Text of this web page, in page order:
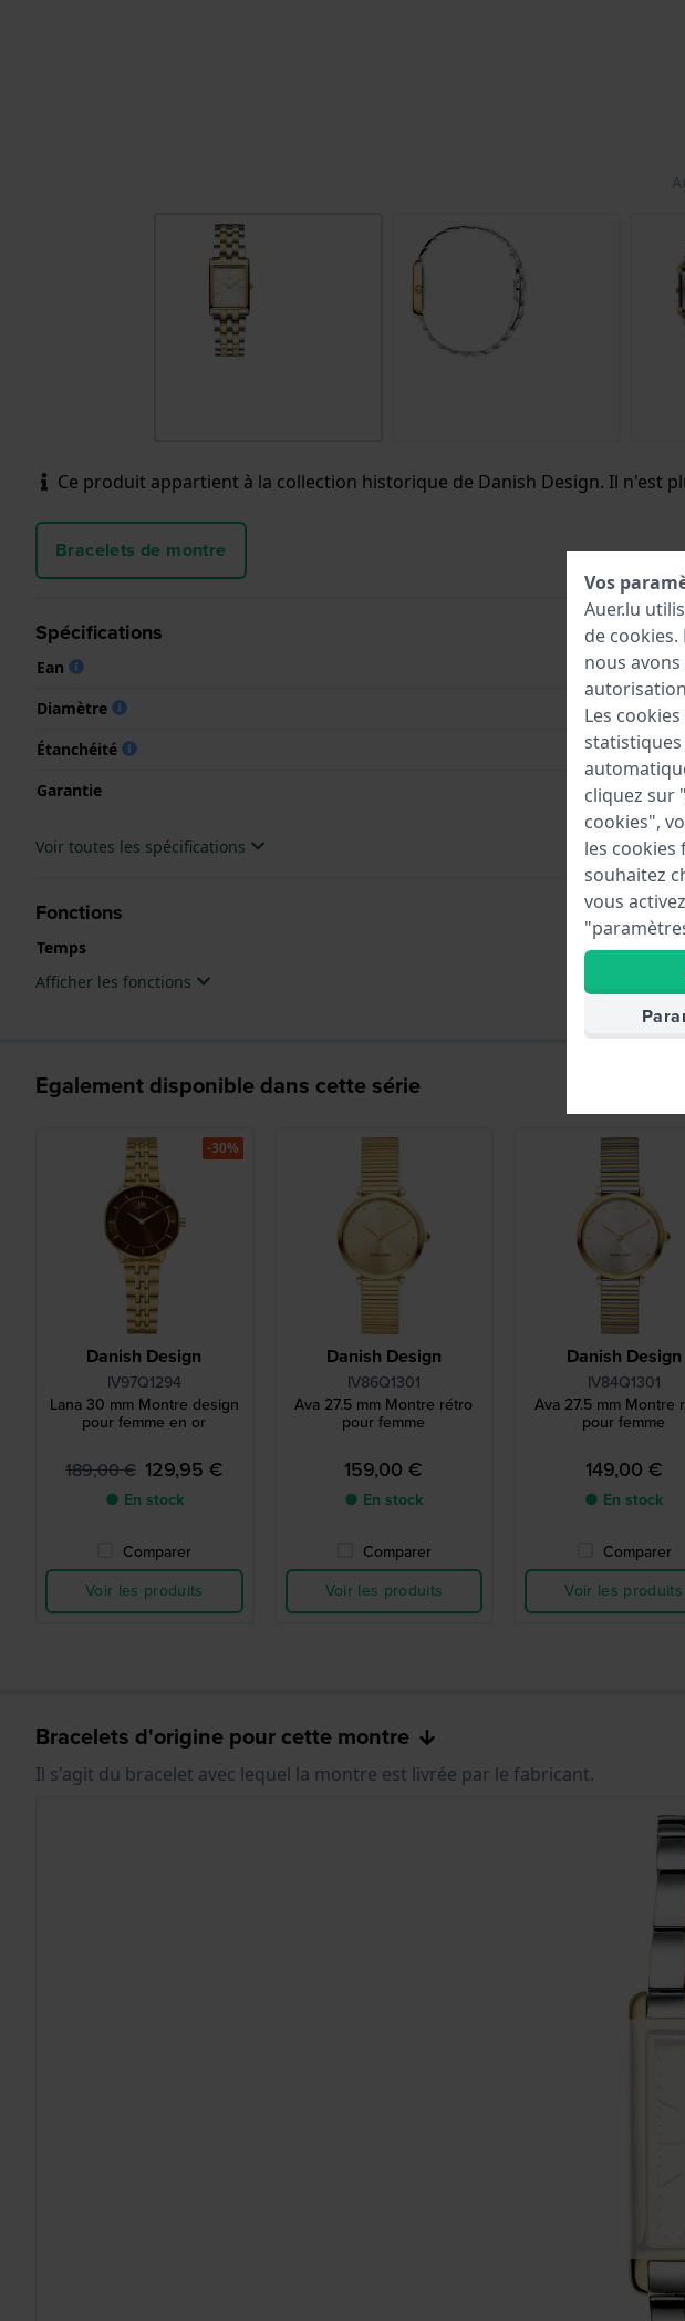
Ce produit appartient à la collection historique de Danish Design. Il n'est
Bracelets de montre
Spécifications
Ean
Diamètre
Étanchéité
Garantie
Voir toutes les spécifications
Fonctions
Temps
Afficher les fonctions
Egalement disponible dans cette série
Danish Design
IV97Q1294
Lana 30 mm Montre design
pour femme en or
189,00 € 129,95 €
● En stock
Comparer
Voir les produits
-30%
Danish Design
IV86Q1301
Ava 27.5 mm Montre rétro
pour femme
159,00 €
● En stock
Comparer
Voir les produits
Danish Design
IV84Q1301
Ava 27.5 mm Montre
pour femme
149,00 €
● En stock
Comparer
Voir les produits
Bracelets d'origine pour cette montre
Il s'agit du bracelet avec lequel la montre est livrée par le fabricant.
Vos
Auer.lu
de cookies.
nous
Les
cliquez sur
cookies",
les cookies
souhaitez
vous